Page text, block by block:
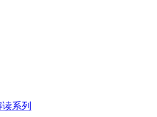
系列